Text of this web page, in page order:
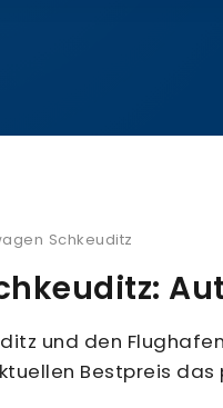
Schkeuditz
und den
Bestpreis das